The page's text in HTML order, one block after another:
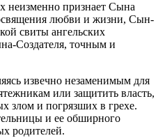
неизменно признает Сына
любви и жизни, Сын-
свиты ангельских
Создателя, точным и
извечно незаменимым для
или защитить власть,
злом и погрязших в грехе.
и ее обширного
родителей.